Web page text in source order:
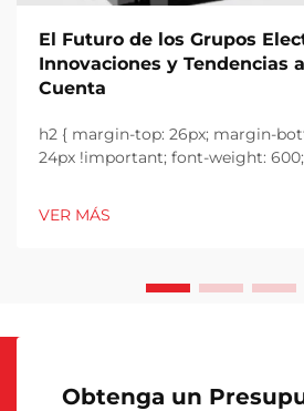
El Futuro de los Grupos
Innovaciones y Tendencias
Cuenta
h2 { margin-top: 26px; margin-
24px !important; font-weight:
font-size: 20px !important; font-
height: ...}
VER MÁS
Obtenga un